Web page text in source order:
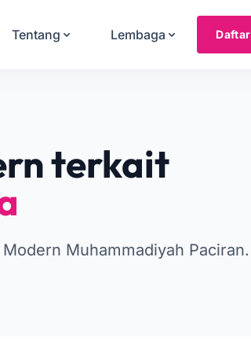
Tentang Lembaga Daftar
terkait
Muhammadiyah Paciran.